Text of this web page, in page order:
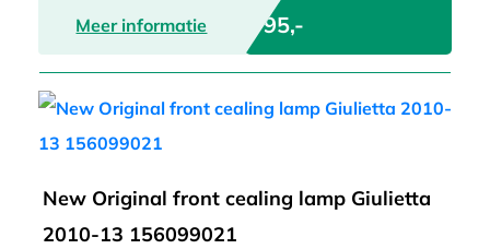
Meer informatie € 95,-
New Original front cealing lamp Giulietta
2010-13 156099021